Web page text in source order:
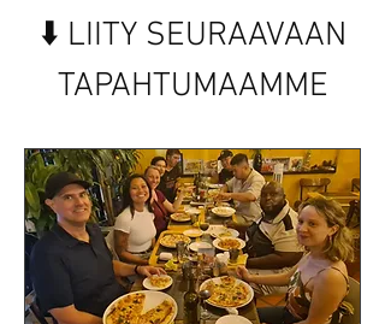
⬇️ LIITY SEURAAVAAN
TAPAHTUMAAMME